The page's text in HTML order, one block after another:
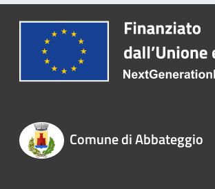
Comune di Abbateggio